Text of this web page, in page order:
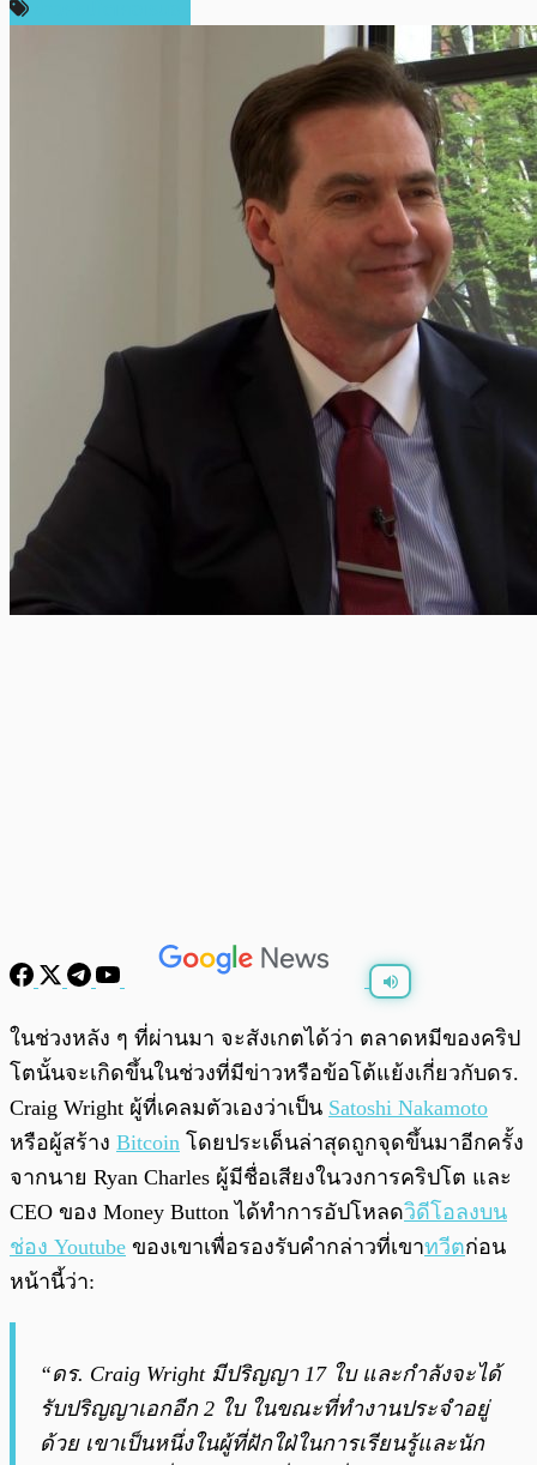
พร้อมเล่น 0:00/
ในช่วงหลัง ๆ ที่ผ่านมา จะสังเกตได้ว่า ตลาดหมีของคริป
โตนั้นจะเกิดขึ้นในช่วงที่มีข่าวหรือข้อโต้แย้งเกี่ยวกับดร.
Craig Wright ผู้ที่เคลมตัวเองว่าเป็น Satoshi Nakamoto
หรือผู้สร้าง Bitcoin โดยประเด็นล่าสุดถูกจุดขึ้นมาอีกครั้ง
จากนาย Ryan Charles ผู้มีชื่อเสียงในวงการคริปโต และ
CEO ของ Money Button ได้ทำการอัปโหลดวิดีโอลงบน
ช่อง Youtube ของเขาเพื่อรองรับคำกล่าวที่เขาทวีตก่อน
หน้านี้ว่า:
“ดร. Craig Wright มีปริญญา 17 ใบ และกำลังจะได้
รับปริญญาเอกอีก 2 ใบ ในขณะที่ทำงานประจำอยู่
ด้วย เขาเป็นหนึ่งในผู้ที่ฝักใฝ่ในการเรียนรู้และนัก